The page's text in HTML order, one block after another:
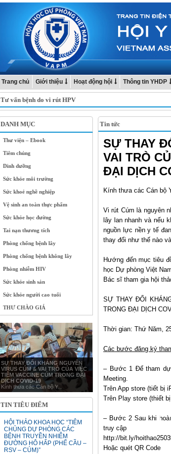
Trang chủ Giới thiệu Hoạt động hội Thông tin YHDP
Tư vấn bệnh do vi rút HPV
DANH MỤC
Thư viện – Ebook
Tiêm chủng
Dinh dưỡng
Sức khỏe môi trường
Sức khoẻ nghề nghiệp
Vệ sinh an toàn thực phẩm
Sức khỏe học đường
Tai nạn thương tích
Phòng chống bệnh lây
Phòng chống bệnh không lây
Phòng nhiễm HIV
Sức khỏe sinh sản
Sức khỏe người cao tuổi
THƯ CHÀO GIÁ
SỰ THAY ĐỔI KHÁNG NGUYÊN
VIRUS CÚM & VAI TRÒ CỦA VIỆC
TIÊM VACCINE CÚM TRONG ĐẠI
DỊCH COVID-19
Kính thưa các Cán bộ Y...
TIN TIÊU ĐIỂM
HỘI THẢO KHOA HỌC “TIÊM
CHỦNG DỰ PHÒNG CÁC
BỆNH TRUYỀN NHIỄM
ĐƯỜNG HÔ HẤP (PHẾ CẦU –
RSV – CÚM)”
Tin tức
SỰ THAY
VAI TRÒ
ĐẠI DỊCH
Kính thưa các Cán bộ
Vi rút Cúm là nguyên
lây lan nhanh và nếu
nguồn lực nền y tế
thay đổi như thế nào
Hướng đến mục tiêu
học Dự phòng Việt
Bác sĩ tham gia hội
SỰ THAY ĐỔI
TRONG ĐẠI DỊCH
Thời gian: Thứ Năm,
Các bước đăng ký
– Bước 1 Để tham dự
Meeting.
Trên App store (tiết bị
Trên Play store (thiết
– Bước 2 Sau khi
truy cập
http://bit.ly/
Hoặc quét QR Code